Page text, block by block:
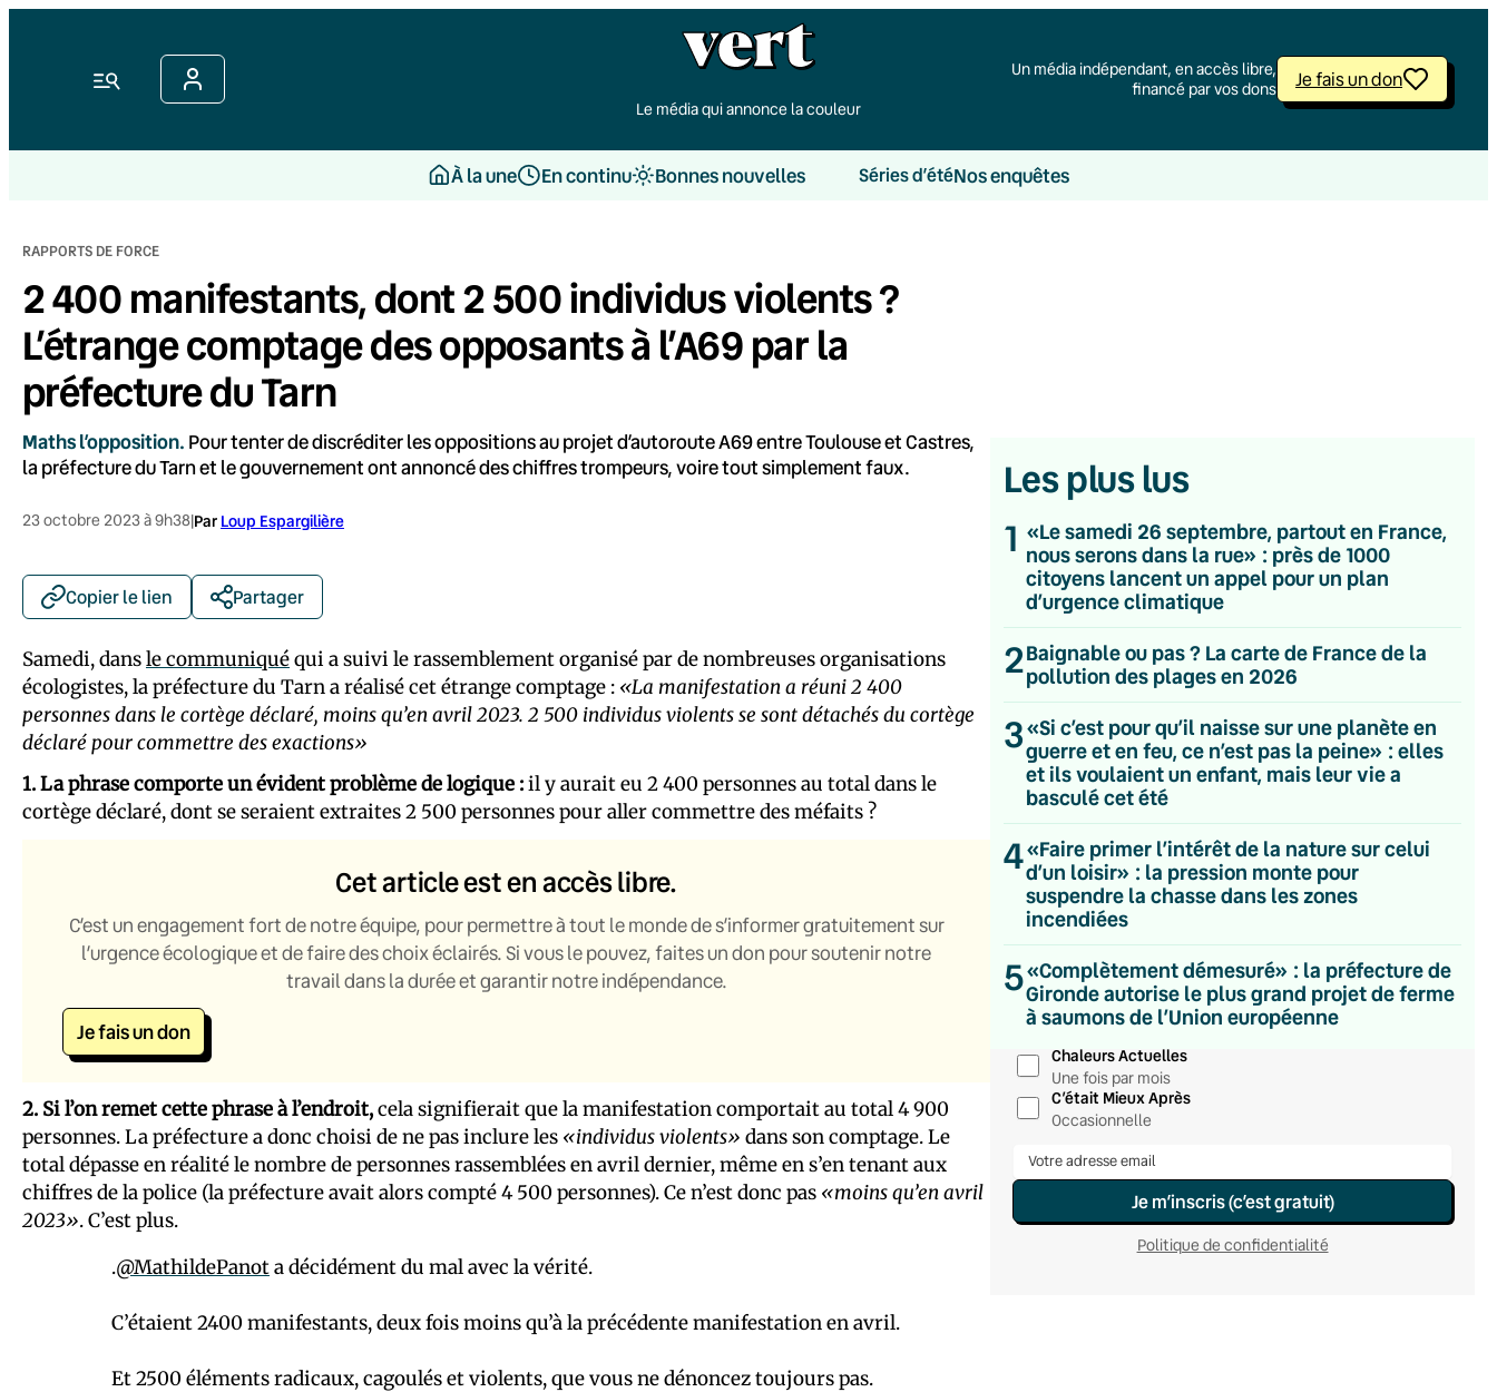
Menu
Le média qui annonce la couleur
Un média indépendant, en accès libre,
financé par vos dons
Je fais un don
À la une En continu Bonnes nouvelles Séries d’étéNos enquêtes
RAPPORTS DE FORCE
2 400 manifestants, dont 2 500 individus violents ?
L’étrange comptage des opposants à l’A69 par la
préfecture du Tarn
Maths l’opposition. Pour tenter de discréditer les oppositions au projet d’autoroute A69 entre Toulouse et Castres,
la préfecture du Tarn et le gouvernement ont annoncé des chiffres trompeurs, voire tout simplement faux.
23 octobre 2023 à 9h38|Par Loup Espargilière
Copier le lien Partager
Samedi, dansle communiquéqui a suivi le rassemblement organisé par de nombreuses organisations
écologistes, la préfecture du Tarn a réalisé cet étrange comptage : «La manifestation a réuni 2 400
personnes dans le cortège déclaré, moins qu’en avril 2023. 2 500 individus violents se sont détachés du cortège
déclaré pour commettre des exactions»
1. La phrase comporte un évident problème de logique :il y aurait eu 2 400 personnes au total dans le
cortège déclaré, dont se seraient extraites 2 500 personnes pour aller commettre des méfaits ?
Cet article est en accès libre.
C’est un engagement fort de notre équipe, pour permettre à tout le monde de s’informer gratuitement sur
l’urgence écologique et de faire des choix éclairés. Si vous le pouvez, faites un don pour soutenir notre
travail dans la durée et garantir notre indépendance.
Je fais un don
2. Si l’on remet cette phrase à l’endroit,cela signifierait que la manifestation comportait au total 4 900
personnes. La préfecture a donc choisi de ne pas inclure les «individus violents» dans son comptage. Le
total dépasse en réalité le nombre de personnes rassemblées en avril dernier, même en s’en tenant aux
chiffres de la police (la préfecture avait alors compté 4 500 personnes). Ce n’est donc pas «moins qu’en avril
2023». C’est plus.
.@MathildePanota décidément du mal avec la vérité.
C’étaient 2400 manifestants, deux fois moins qu’à la précédente manifestation en avril.
Et 2500 éléments radicaux, cagoulés et violents, que vous ne dénoncez toujours pas.
Les plus lus
1 «Le samedi 26 septembre, partout en France,
nous serons dans la rue» : près de 1000
citoyens lancent un appel pour un plan
d’urgence climatique
2Baignable ou pas ? La carte de France de la
pollution des plages en 2026
3«Si c’est pour qu’il naisse sur une planète en
guerre et en feu, ce n’est pas la peine» : elles
et ils voulaient un enfant, mais leur vie a
basculé cet été
4«Faire primer l’intérêt de la nature sur celui
d’un loisir» : la pression monte pour
suspendre la chasse dans les zones
incendiées
5«Complètement démesuré» : la préfecture de
Gironde autorise le plus grand projet de ferme
à saumons de l’Union européenne
💌 Inscrivez-vous à nos newsletters
Quotidienne
Du lundi au vendredi
Hebdomadaire
Chaleurs Actuelles
Une fois par mois
C’était Mieux Après
Occasionnelle
Je m’inscris (c’est gratuit)
Politique de confidentialité